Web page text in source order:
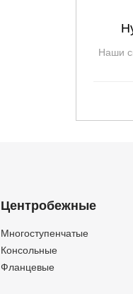
Наши
Центробежные
Многоступенчатые
Консольные
Фланцевые